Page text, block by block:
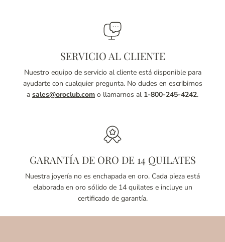
SERVICIO AL CLIENTE
Nuestro equipo de servicio al cliente está disponible para
ayudarte con cualquier pregunta. No dudes en escribirnos
a sales@oroclub.com o llamarnos al 1-800-245-4242.
GARANTÍA DE ORO DE 14 QUILATES
Nuestra joyería no es enchapada en oro. Cada pieza está
elaborada en oro sólido de 14 quilates e incluye un
certificado de garantía.